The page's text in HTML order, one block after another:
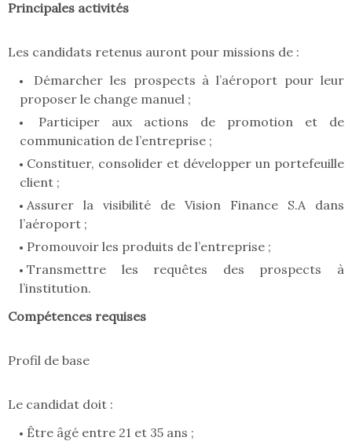
Principales activités
Les candidats retenus auront pour missions de :
Démarcher les prospects à l’aéroport pour leur
proposer le change manuel ;
Participer aux actions de promotion et de
communication de l’entreprise ;
Constituer, consolider et développer un portefeuille
client ;
Assurer la visibilité de Vision Finance S.A dans
l’aéroport ;
Promouvoir les produits de l’entreprise ;
Transmettre les requêtes des prospects à
l’institution.
Compétences requises
Profil de base
Le candidat doit :
Être âgé entre 21 et 35 ans ;